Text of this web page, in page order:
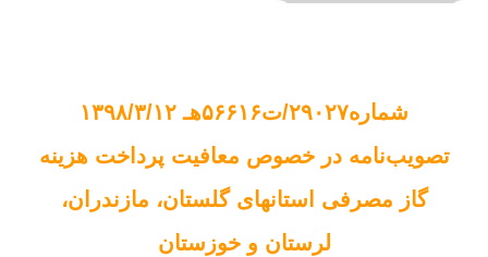
شماره۲۹۰۲۷/ت۵۶۶۱۶هـ ۱۳۹۸/۳/۱۲
تصویب‌نامه در خصوص معافیت پرداخت هزینه
گاز مصرفی استانهای گلستان، مازندران،
لرستان و خوزستان